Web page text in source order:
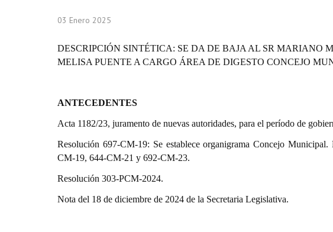
03 Enero 2025
DESCRIPCIÓN SINTÉTICA: SE DA DE BAJA AL SR MARIANO
MELISA PUENTE A CARGO ÁREA DE DIGESTO CONCEJO
ANTECEDENTES
Acta 1182/23, juramento de nuevas autoridades, para el período de
Resolución 697-CM-19: Se establece organigrama Concejo
CM-19, 644-CM-21 y 692-CM-23.
Resolución 303-PCM-2024.
Nota del 18 de diciembre de 2024 de la Secretaria Legislativa.